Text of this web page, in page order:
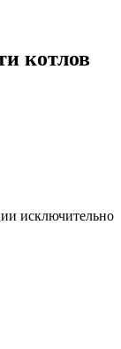
котлов
исключительно